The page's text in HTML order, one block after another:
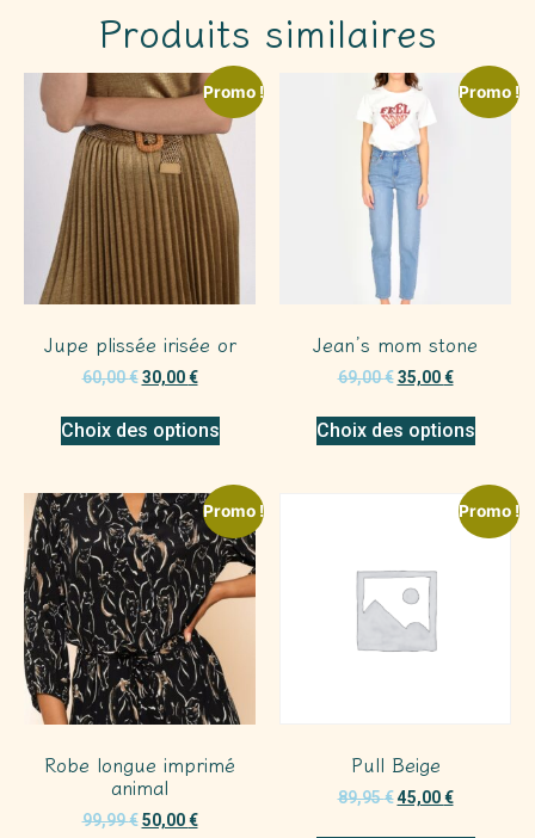
Produits similaires
Promo !
Jupe plissée irisée or
60,00€ 30,00€
Choix des options
Promo !
Jean’s mom stone
69,00€ 35,00€
Choix des options
Promo !
Robe longue imprimé
animal
99,99€ 50,00€
Promo !
Pull Beige
89,95€ 45,00€